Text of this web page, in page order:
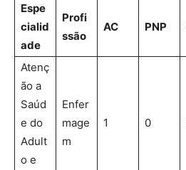
Espe
cialid
ade
Profi
ssão
AC PNP
Atenç
ão a
Saúd
e do
Adult
o e
Enfer
mage
m
1 0